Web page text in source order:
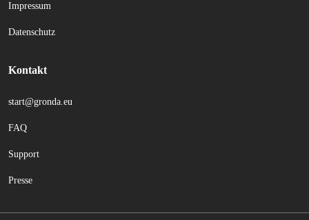
Impressum
Datenschutz
Kontakt
start@gronda.eu
FAQ
Support
Presse